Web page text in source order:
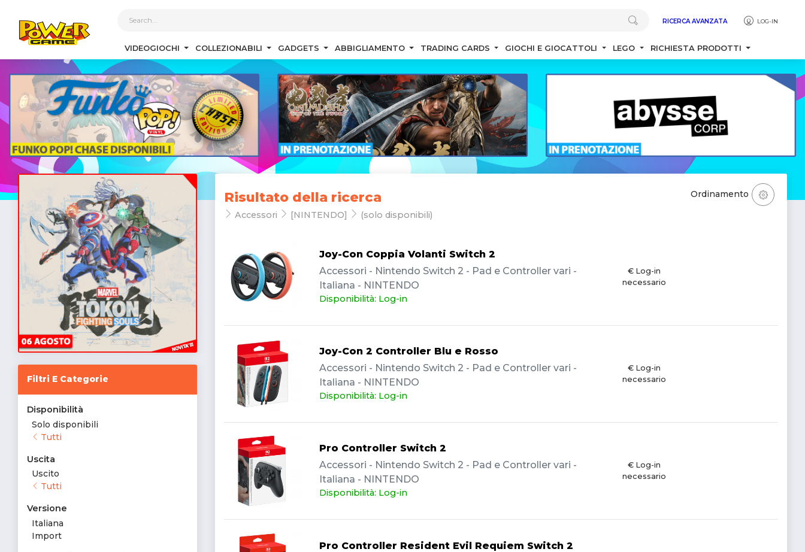
RICERCA AVANZATA LOG-IN
VIDEOGIOCHI COLLEZIONABILI GADGETS ABBIGLIAMENTO TRADING CARDS GIOCHI E GIOCATTOLI LEGO RICHIESTA PRODOTTI
Filtri E Categorie
Disponibilità
Solo disponibili
Tutti
Uscita
Uscito
Tutti
Versione
Italiana
Import
Risultato della ricerca
Accessori [NINTENDO] (solo disponibili)
Ordinamento
Joy-Con Coppia Volanti Switch 2
Accessori - Nintendo Switch 2 - Pad e Controller vari -
Italiana - NINTENDO
Disponibilità: Log-in
€ Log-in
necessario
Joy-Con 2 Controller Blu e Rosso
Accessori - Nintendo Switch 2 - Pad e Controller vari -
Italiana - NINTENDO
Disponibilità: Log-in
€ Log-in
necessario
Pro Controller Switch 2
Accessori - Nintendo Switch 2 - Pad e Controller vari -
Italiana - NINTENDO
Disponibilità: Log-in
€ Log-in
necessario
Pro Controller Resident Evil Requiem Switch 2